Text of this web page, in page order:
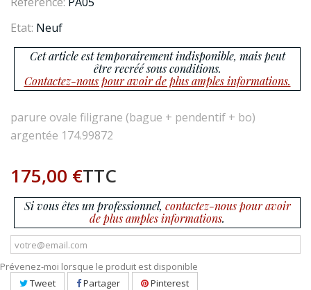
Etat: Neuf
Cet article est temporairement indisponible, mais peut
être recréé sous conditions.
Contactez-nous pour avoir de plus amples informations.
parure ovale filigrane (bague + pendentif + bo)
argentée 174.99872
175,00 €TTC
Si vous êtes un professionnel, contactez-nous pour avoir
de plus amples informations.
Prévenez-moi lorsque le produit est disponible
Tweet
Partager Pinterest